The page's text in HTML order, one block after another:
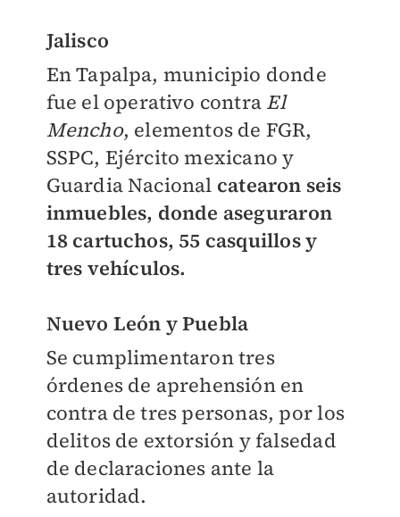
Jalisco
En Tapalpa, municipio donde
fue el operativo contra El
Mencho, elementos de FGR,
SSPC, Ejército mexicano y
Guardia Nacional catearon seis
inmuebles, donde aseguraron
18 cartuchos, 55 casquillos y
tres vehículos.
Nuevo León y Puebla
Se cumplimentaron tres
órdenes de aprehensión en
contra de tres personas, por los
delitos de extorsión y falsedad
de declaraciones ante la
autoridad.